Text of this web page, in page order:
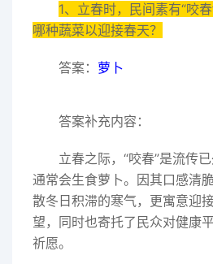
1、立春时，民间素有“咬
哪种蔬菜以迎接春天？
答案： 萝卜
答案补充内容：
立春之际，“咬春”是流传
通常会生食萝卜。因其口感清
散冬日积滞的寒气，更寓意迎
望，同时也寄托了民众对健康
祈愿。